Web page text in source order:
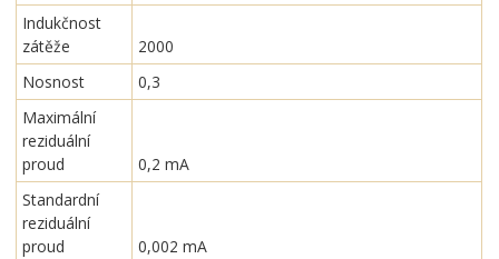
Indukčnost
zátěže
2000
Nosnost
0,3
Maximální
reziduální
proud
0,2 mA
Standardní
reziduální
proud
0,002 mA